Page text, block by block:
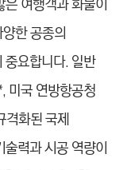
여행객과 화물이
한 공종의
요합니다. 일반
미국 연방항공청
격화된 국제
력과 시공 역량이